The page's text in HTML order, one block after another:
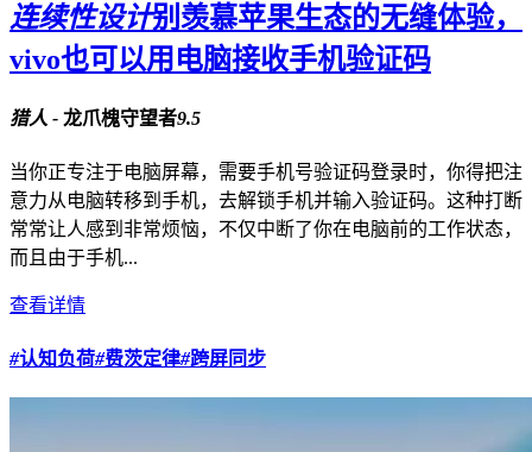
连续性设计别羡慕苹果生态的无缝体验，
vivo也可以用电脑接收手机验证码
猎人 - 龙爪槐守望者9.5
当你正专注于电脑屏幕，需要手机号验证码登录时，你得把注
意力从电脑转移到手机，去解锁手机并输入验证码。这种打断
常常让人感到非常烦恼，不仅中断了你在电脑前的工作状态，
而且由于手机...
查看详情
#认知负荷#费茨定律#跨屏同步